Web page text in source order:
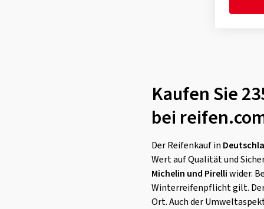
Kaufen Sie
bei
Der Reifenkauf in
Wert auf Qualität und
Michelin und Pirelliwider.
Winterreifenpflicht gilt.
Ort. Auch der